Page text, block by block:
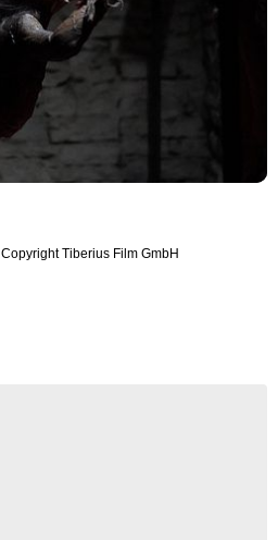
Copyright Tiberius Film GmbH